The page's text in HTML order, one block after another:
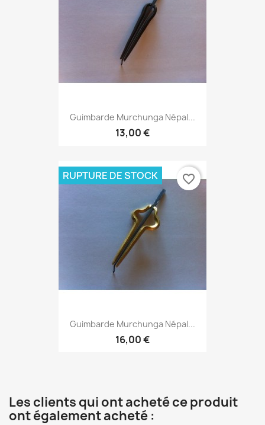
Guimbarde Murchunga Népal...
13,00 €
Guimbarde Murchunga Népal...
16,00 €
RUPTURE DE STOCK favorite_border
Les clients qui ont acheté ce produit
ont également acheté :